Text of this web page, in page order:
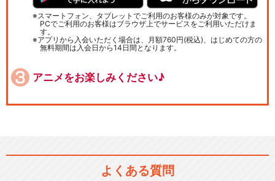
スマートフォン、タブレットでご利用のお客様のみが対象です。
PCでご利用のお客様はブラウザ上でサービスをご利用いただけま
す。
アプリから入会いただく場合は、月額760円(税込)、はじめての方の
無料期間は入会日から14日間となります。
アニメをお楽しみください♪
よくある質問